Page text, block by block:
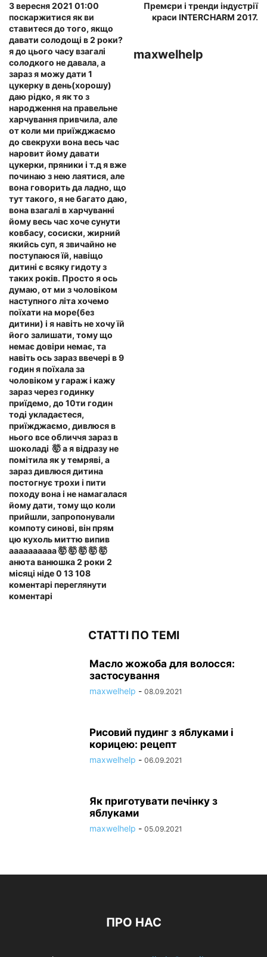
3 вересня 2021 01:00
поскаржитися як ви
ставитеся до того, якщо
давати солодощі в 2 роки?
я до цього часу взагалі
солодкого не давала, а
зараз я можу дати 1
цукерку в день(хорошу)
даю рідко, я як то з
народження на правельне
харчування привчила, але
от коли ми приїжджаємо
до свекрухи вона весь час
наровит йому давати
цукерки, пряники і т.д я вже
починаю з нею лаятися, але
вона говорить да ладно, що
тут такого, я не багато даю,
вона взагалі в харчуванні
йому весь час хоче сунути
ковбасу, сосиски, жирний
якийсь суп, я звичайно не
поступаюся їй, навіщо
дитині є всяку гидоту з
таких років. Просто я ось
думаю, от ми з чоловіком
наступного літа хочемо
поїхати на море(без
дитини) і я навіть не хочу їй
його залишати, тому що
немає довіри немає, та
навіть ось зараз ввечері в 9
годин я поїхала за
чоловіком у гараж і кажу
зараз через годинку
приїдемо, до 10ти годин
тоді укладаєтеся,
приїжджаємо, дивлюся в
нього все обличчя зараз в
шоколаді ️ 🤯 а я відразу не
помітила як у темряві, а
зараз дивлюся дитина
постогнує трохи і пити
походу вона і не намагалася
йому дати, тому що коли
прийшли, запропонували
компоту синові, він прям
цю кухоль миттю випив
аааааааааа 🤯 🤯 🤯 🤯 🤯
анюта ванюшка 2 роки 2
місяці ніде 0 13 108
коментарі переглянути
коментарі
Премєри і тренди індустрії
краси INTERCHARM 2017.
maxwelhelp
СТАТТІ ПО ТЕМІ
Масло жожоба для волосся:
застосування
maxwelhelp - 08.09.2021
Рисовий пудинг з яблуками і
корицею: рецепт
maxwelhelp - 06.09.2021
Як приготувати печінку з
яблуками
maxwelhelp - 05.09.2021
ПРО НАС